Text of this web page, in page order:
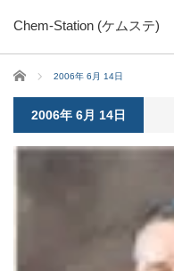
Chem-Station (ケムステ)
ホーム 2006年 6月 14日
2006年 6月 14日